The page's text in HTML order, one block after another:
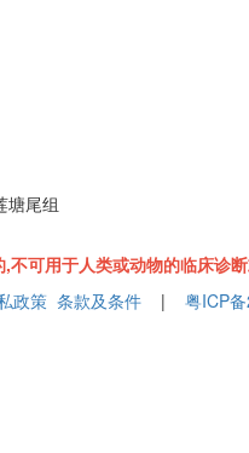
塘尾组
可用于人类或动物的临床诊断
政策 条款及条件 | 粤ICP